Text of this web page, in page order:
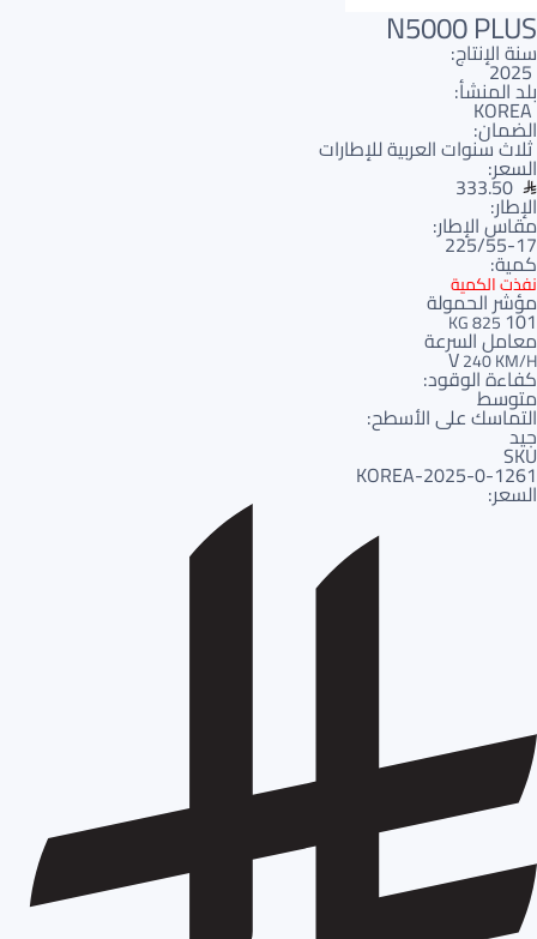
N5000 PLUS
سنة الإنتاج:
2025
بلد المنشأ:
KOREA
الضمان:
ثلاث سنوات العربية للإطارات
السعر:
333.50
الإطار:
مقاس الإطار:
225/55-17
كمية:
نفذت الكمية
مؤشر الحمولة
101
825 KG
معامل السرعة
V240 KM/H
كفاءة الوقود:
متوسط
التماسك على الأسطح:
جيد
SKU
1261-KOREA-2025-0
السعر: